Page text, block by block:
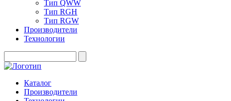
Тип QWW
Тип RGH
Тип RGW
Производители
Технологии
Каталог
Производители